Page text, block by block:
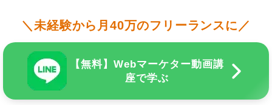
＼未経験から月40万のフリーランスに／
【無料】Webマーケター動画講
座で学ぶ